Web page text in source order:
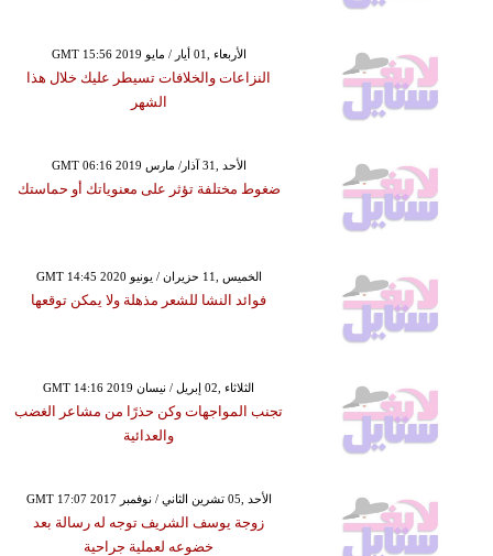
GMT 15:56 2019 الأربعاء ,01 أيار / مايو
النزاعات والخلافات تسيطر عليك خلال هذا
الشهر
GMT 06:16 2019 الأحد ,31 آذار/ مارس
ضغوط مختلفة تؤثر على معنوياتك أو حماستك
GMT 14:45 2020 الخميس ,11 حزيران / يونيو
فوائد النشا للشعر مذهلة ولا يمكن توقعها
GMT 14:16 2019 الثلاثاء ,02 إبريل / نيسان
تجنب المواجهات وكن حذرًا من مشاعر الغضب
والعدائية
GMT 17:07 2017 الأحد ,05 تشرين الثاني / نوفمبر
زوجة يوسف الشريف توجه له رسالة بعد
خضوعه لعملية جراحية